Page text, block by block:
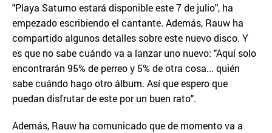
"Playa Saturno estará disponible este 7 de julio", ha
empezado escribiendo el cantante. Además, Rauw ha
compartido algunos detalles sobre este nuevo disco. Y
es que no sabe cuándo va a lanzar uno nuevo: "Aquí solo
encontrarán 95% de perreo y 5% de otra cosa... quién
sabe cuándo hago otro álbum. Así que espero que
puedan disfrutar de este por un buen rato".
Además, Rauw ha comunicado que de momento va a